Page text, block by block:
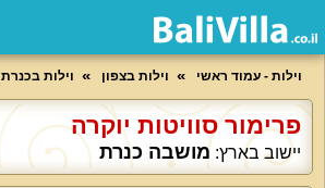
וילות - עמוד ראשי וילות בצפון וילות בכנרת
פרימור סוויטות יוקרה
יישוב בארץ: מושבה כנרת